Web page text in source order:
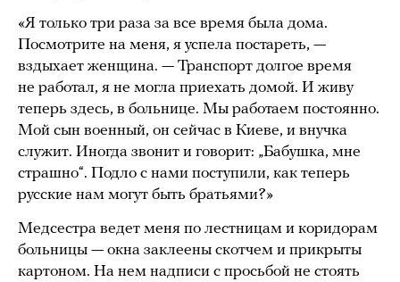
«Я только три раза за все время была дома.
Посмотрите на меня, я успела постареть, —
вздыхает женщина. — Транспорт долгое время
не работал, я не могла приехать домой. И живу
теперь здесь, в больнице. Мы работаем постоянно.
Мой сын военный, он сейчас в Киеве, и внучка
служит. Иногда звонит и говорит: „Бабушка, мне
страшно“. Подло с нами поступили, как теперь
русские нам могут быть братьями?»
Медсестра ведет меня по лестницам и коридорам
больницы — окна заклеены скотчем и прикрыты
картоном. На нем надписи с просьбой не стоять